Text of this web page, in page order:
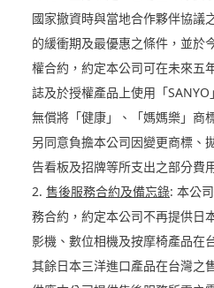
國家撤資時與當地合作夥伴協議
的緩衝期及最優惠之條件，並於
權合約，約定本公司可在未來五
誌及於授權產品上使用「
無償將「健康」、「媽媽樂」商
另同意負擔本公司因變更商標、
告看板及招牌等所支出之部分費
2. 售後服務合約及備忘錄: 本公
務合約，約定本公司不再提供日
影機、數位相機及按摩椅產品在
其餘日本三洋進口產品在台灣之